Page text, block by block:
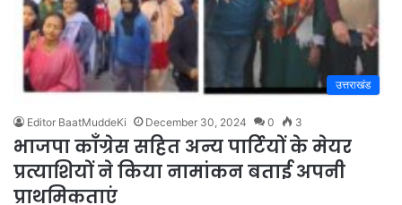
उत्तराखंड
Editor BaatMuddeKi December 30, 2024 0 3
भाजपा काँग्रेस सहित अन्य पार्टियों के मेयर
प्रत्याशियों ने किया नामांकन बताई अपनी
प्राथमिकताएं